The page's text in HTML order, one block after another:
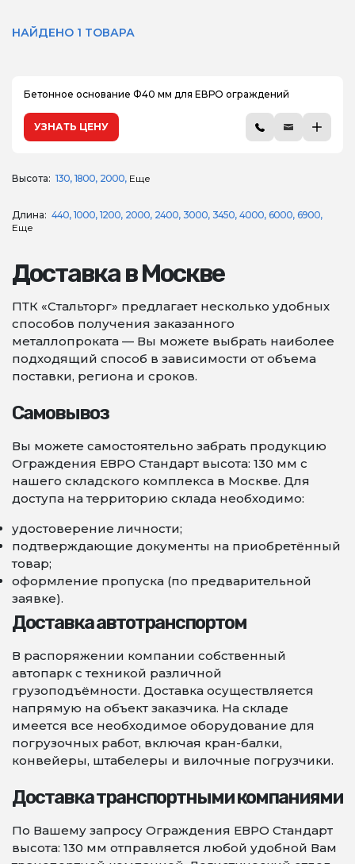
НАЙДЕНО 1 ТОВАРА
Бетонное основание Ф40 мм для ЕВРО ограждений
УЗНАТЬ ЦЕНУ
Высота: 130 1800 2000 Еще
Длина: 440 1000 1200 2000 2400 3000 3450 4000 6000 6900
Еще
Доставка в Москве
ПТК «Стальторг» предлагает несколько удобных
способов получения заказанного
металлопроката — Вы можете выбрать наиболее
подходящий способ в зависимости от объема
поставки, региона и сроков.
Самовывоз
Вы можете самостоятельно забрать продукцию
Ограждения ЕВРО Стандарт высота: 130 мм с
нашего складского комплекса в Москве. Для
доступа на территорию склада необходимо:
удостоверение личности;
подтверждающие документы на приобретённый
товар;
оформление пропуска (по предварительной
заявке).
Доставка автотранспортом
В распоряжении компании собственный
автопарк с техникой различной
грузоподъёмности. Доставка осуществляется
напрямую на объект заказчика. На складе
имеется все необходимое оборудование для
погрузочных работ, включая кран-балки,
конвейеры, штабелеры и вилочные погрузчики.
Доставка транспортными компаниями
По Вашему запросу Ограждения ЕВРО Стандарт
высота: 130 мм отправляется любой удобной Вам